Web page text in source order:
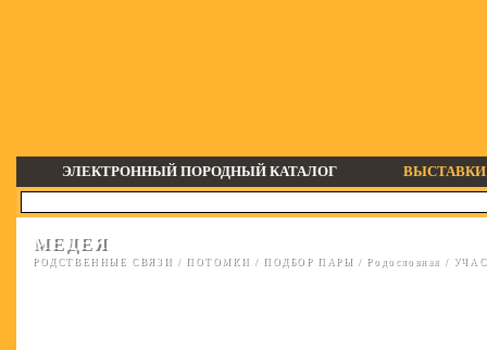
ЭЛЕКТРОННЫЙ ПОРОДНЫЙ КАТАЛОГ ВЫСТАВКИ
МЕДЕЯ
РОДСТВЕННЫЕ СВЯЗИ / ПОТОМКИ / ПОДБОР ПАРЫ / Родословная /